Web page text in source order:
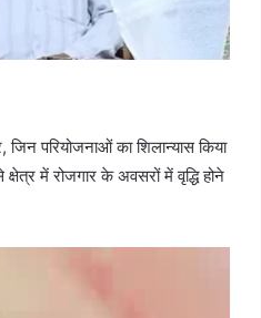
परियोजनाओं का शिलान्यास किया
में रोजगार के अवसरों में वृद्धि होने